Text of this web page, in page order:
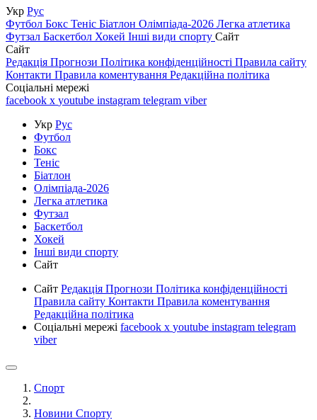
Укр Рус
Футбол Бокс Теніс Біатлон Олімпіада-2026 Легка атлетика
Футзал Баскетбол Хокей Інші види спорту Сайт
Сайт
Редакція Прогнози Політика конфіденційності Правила сайту
Контакти Правила коментування Редакційна політика
Соціальні мережі
facebook x youtube instagram telegram viber
Укр Рус
Футбол
Бокс
Теніс
Біатлон
Олімпіада-2026
Легка атлетика
Футзал
Баскетбол
Хокей
Інші види спорту
Сайт
Сайт Редакція Прогнози Політика конфіденційності
Правила сайту Контакти Правила коментування
Редакційна політика
Соціальні мережі facebook x youtube instagram telegram
viber
Спорт
Новини Спорту